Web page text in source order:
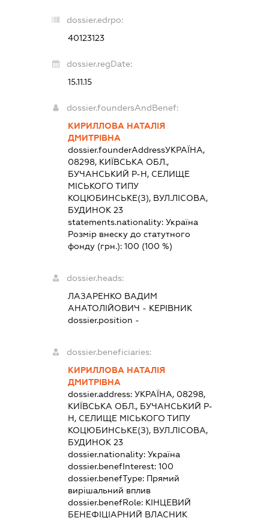
dossier.edrpo:
40123123
dossier.regDate:
15.11.15
dossier.foundersAndBenef:
КИРИЛЛОВА НАТАЛІЯ
ДМИТРІВНА
dossier.founderAddressУКРАЇНА,
08298, КИЇВСЬКА ОБЛ.,
БУЧАНСЬКИЙ Р-Н, СЕЛИЩЕ
МІСЬКОГО ТИПУ
КОЦЮБИНСЬКЕ(З), ВУЛ.ЛІСОВА,
БУДИНОК 23
statements.nationality: Україна
Розмір внеску до статутного
фонду (грн.): 100 (100 %)
dossier.heads:
ЛАЗАРЕНКО ВАДИМ
АНАТОЛІЙОВИЧ - КЕРІВНИК
dossier.position -
dossier.beneficiaries:
КИРИЛЛОВА НАТАЛІЯ
ДМИТРІВНА
dossier.address: УКРАЇНА, 08298,
КИЇВСЬКА ОБЛ., БУЧАНСЬКИЙ Р-
Н, СЕЛИЩЕ МІСЬКОГО ТИПУ
КОЦЮБИНСЬКЕ(З), ВУЛ.ЛІСОВА,
БУДИНОК 23
dossier.nationality: Україна
dossier.benefInterest: 100
dossier.benefType: Прямий
вирішальний вплив
dossier.benefRole: КІНЦЕВИЙ
БЕНЕФІЦІАРНИЙ ВЛАСНИК